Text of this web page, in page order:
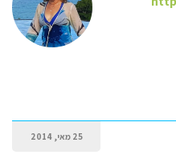
25 מאי, 2014